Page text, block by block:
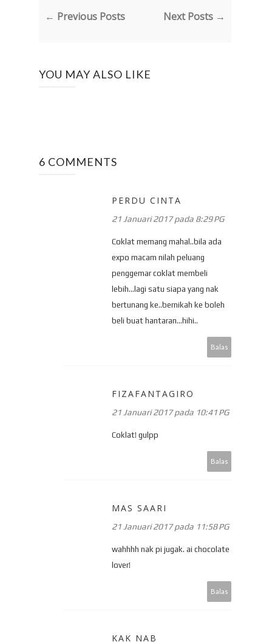
← Previous Posts Next Posts →
YOU MAY ALSO LIKE
6 COMMENTS
PERDU CINTA
21 Januari 2017 pada 8:29 PG
Coklat memang mahal..bila ada
expo macam nilah peluang
penggemar coklat membeli
lebih...lagi satu siapa yang nak
bertunang ke..bernikah ke boleh
beli buat hantaran...hihi..
Balas
FIZAFANTAGIRO
21 Januari 2017 pada 10:41 PG
Coklat! gulpp
Balas
MAS SAARI
21 Januari 2017 pada 11:58 PG
wahhhh nak pi jugak. ai chocolate
lover!
Balas
KAK NAB